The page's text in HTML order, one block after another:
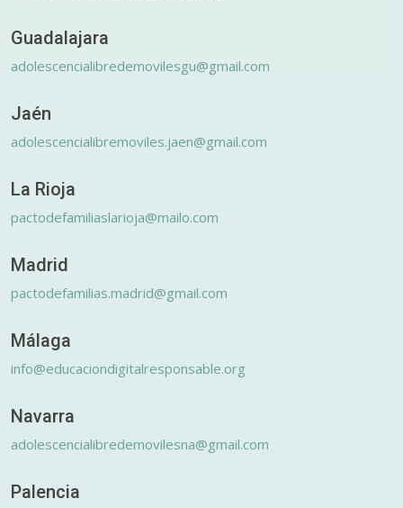
Guadalajara
adolescencialibredemovilesgu@gmail.com
Jaén
adolescencialibremoviles.jaen@gmail.com
La Rioja
pactodefamiliaslarioja@mailo.com
Madrid
pactodefamilias.madrid@gmail.com
Málaga
info@educaciondigitalresponsable.org
Navarra
adolescencialibredemovilesna@gmail.com
Palencia